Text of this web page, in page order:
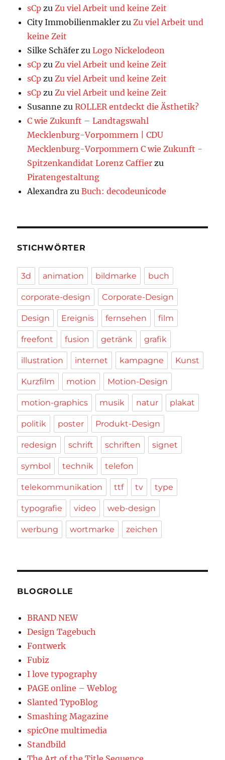
sCp zuZu viel Arbeit und keine Zeit
City Immobilienmakler zuZu viel Arbeit und
keine Zeit
Silke Schäfer zuLogo Nickelodeon
sCp zuZu viel Arbeit und keine Zeit
sCp zuZu viel Arbeit und keine Zeit
sCp zuZu viel Arbeit und keine Zeit
Susanne zuROLLER entdeckt die Ästhetik?
C wie Zukunft – Landtagswahl
Mecklenburg-Vorpommern | CDU
Mecklenburg-Vorpommern C wie Zukunft -
Spitzenkandidat Lorenz Caffier zu
Piratengestaltung
Alexandra zuBuch: decodeunicode
STICHWÖRTER
3d animation bildmarke buch
corporate-design Corporate-Design
Design Ereignis fernsehen film
freefont fusion getränk grafik
illustration internet kampagne Kunst
Kurzfilm motion Motion-Design
motion-graphics musik natur plakat
politik poster Produkt-Design
redesign schrift schriften signet
symbol technik telefon
telekommunikation ttf tv type
typografie video web-design
werbung wortmarke zeichen
BLOGROLLE
BRAND NEW
Design Tagebuch
Fontwerk
Fubiz
I love typography
PAGE online – Weblog
Slanted TypoBlog
Smashing Magazine
spicOne multimedia
Standbild